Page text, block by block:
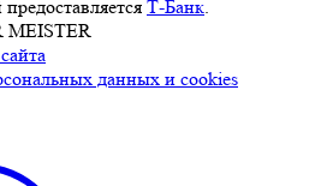
Т-Банк
MEISTER
данных и cookies